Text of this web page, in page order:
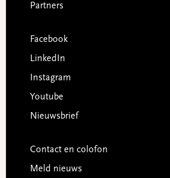
Partners
Facebook
LinkedIn
Instagram
Youtube
Nieuwsbrief
Contact en colofon
Meld nieuws